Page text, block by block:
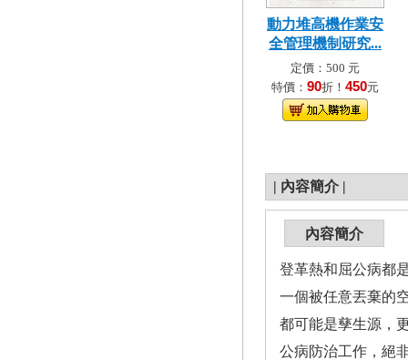
動力堆高機作業安
全管理機制研究...
定價：500 元
特價： 90折！ 450元
| 內容簡介 |
內容簡介
登革熱和屈公病都
一個被任意丟棄的
都可能是孳生源，
公病防治工作，絕